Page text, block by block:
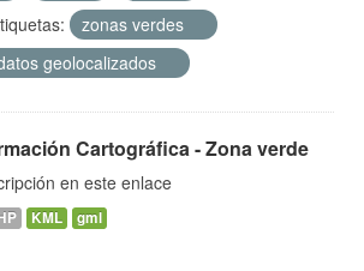
zonas verdes
geolocalizados
Cartográfica - Zona verde
en este enlace
KML gml